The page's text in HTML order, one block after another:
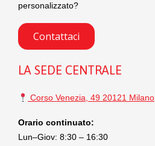
personalizzato?
Contattaci
LA SEDE CENTRALE
Corso Venezia, 49 20121 Milano
Orario continuato:
Lun–Giov: 8:30 – 16:30